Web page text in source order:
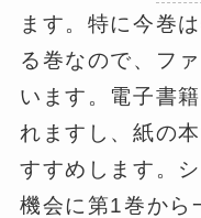
ます。特に今巻
る巻なので、フ
います。電子書
れますし、紙の
すすめします。
機会に第1巻から